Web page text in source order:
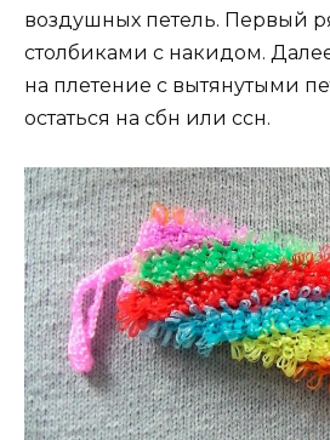
воздушных петель. Первый
столбиками с накидом.
на плетение с вытянутыми
остаться на сбн или ссн.